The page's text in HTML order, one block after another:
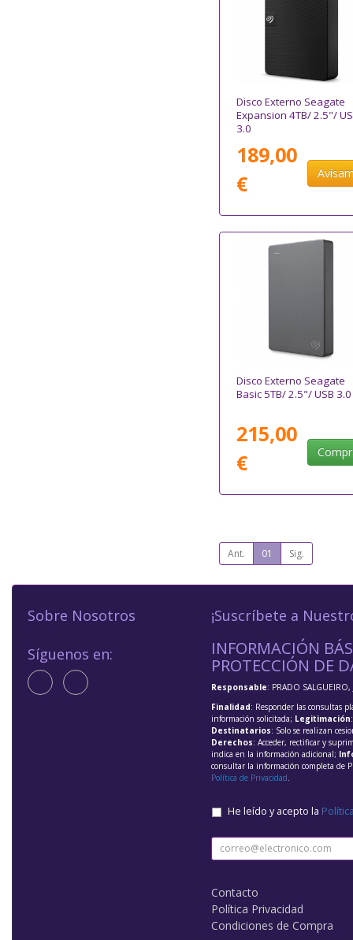
Disco Externo Seagate
Expansion 4TB/ 2.5"/
3.0
189,00
€
Disco Externo Seagate
Basic 5TB/ 2.5"/ USB 3.0
215,00
€
Ant. 01 Sig.
Sobre Nosotros
Síguenos en:
¡Suscríbete a
INFORMACIÓN
PROTECCIÓN DE
Responsable: PRADO SALGUEIRO,
Finalidad: Responder las consultas
información solicitada; Legitimación
Destinatarios: Solo se realizan
Derechos: Acceder, rectificar y
indica en la información adicional;
consultar la información completa de
Política de Privacidad
He leído y acepto la
Contacto
Política Privacidad
Condiciones de Compra